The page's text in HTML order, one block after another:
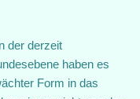
der derzeit
haben es
Form in das